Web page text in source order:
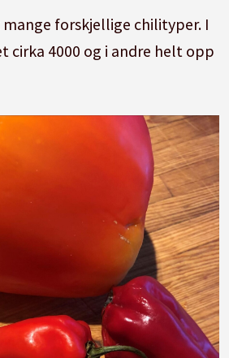
forskjellige chilityper. I
cirka 4000 og i andre helt opp